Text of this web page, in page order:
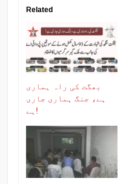
Related
بھگت کی راہ ہماری
ہے، جنگ ہماری جاری
ہے!